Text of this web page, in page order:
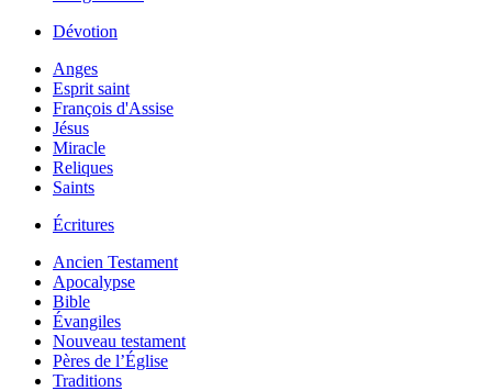
Dévotion
Anges
Esprit saint
François d'Assise
Jésus
Miracle
Reliques
Saints
Écritures
Ancien Testament
Apocalypse
Bible
Évangiles
Nouveau testament
Pères de l’Église
Traditions